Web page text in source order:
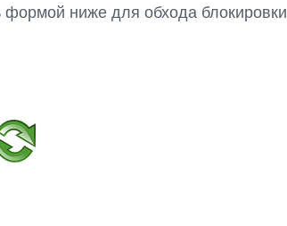
формой ниже для обхода блокировки